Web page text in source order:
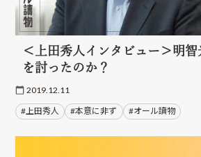
＜上田秀人インタビュー＞明
を討ったのか？
2019.12.11
#上田秀人 #本意に非ず #オール讀物